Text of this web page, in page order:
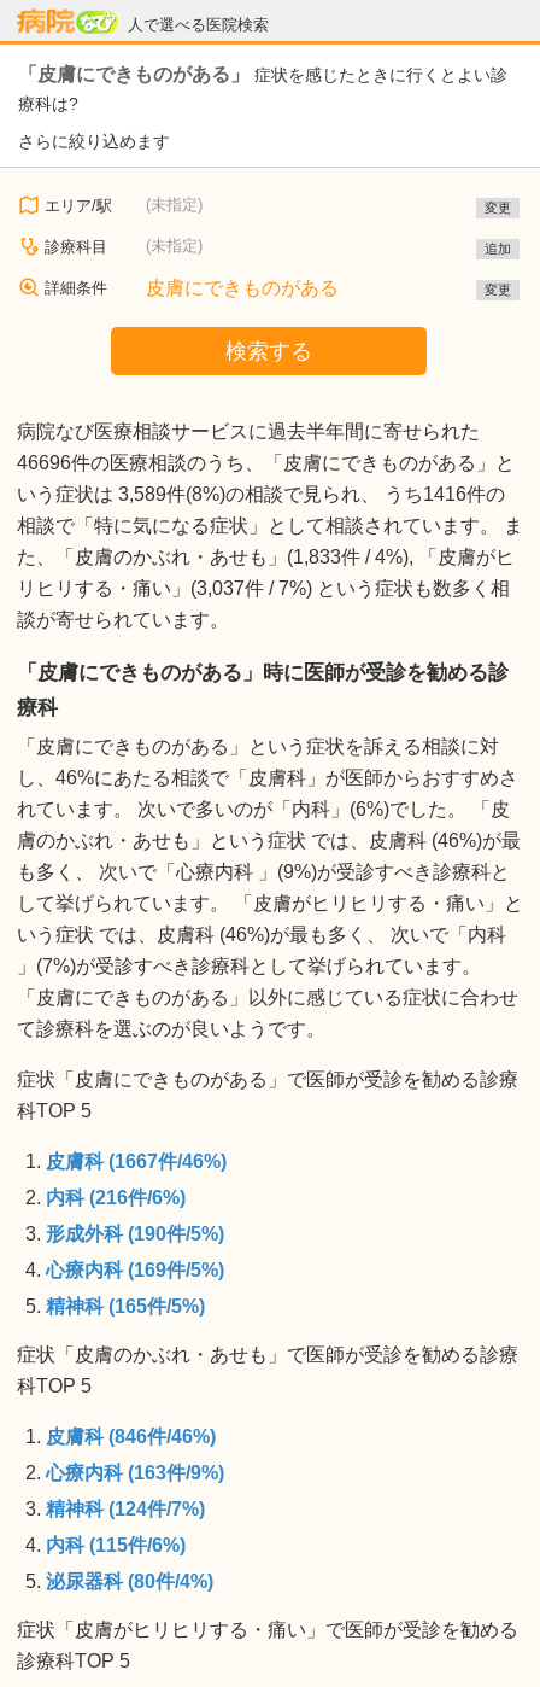
人で選べる医院検索
病院なび
「皮膚にできものがある」
症状を感じたときに行くとよい診
療科は?
さらに絞り込めます
エリア/駅 (未指定) 変更
診療科目 (未指定) 追加
詳細条件 皮膚にできものがある 変更
検索する
病院なび医療相談サービスに過去半年間に寄せられた
46696件の医療相談のうち、「皮膚にできものがある」と
いう症状は 3,589件(8%)の相談で見られ、 うち1416件の
相談で「特に気になる症状」として相談されています。 ま
た、「皮膚のかぶれ・あせも」(1,833件 / 4%), 「皮膚がヒ
リヒリする・痛い」(3,037件 / 7%) という症状も数多く相
談が寄せられています。
「皮膚にできものがある」時に医師が受診を勧める診
療科
「皮膚にできものがある」という症状を訴える相談に対
し、46%にあたる相談で「皮膚科」が医師からおすすめさ
れています。 次いで多いのが「内科」(6%)でした。 「皮
膚のかぶれ・あせも」という症状 では、皮膚科 (46%)が最
も多く、 次いで「心療内科 」(9%)が受診すべき診療科と
して挙げられています。 「皮膚がヒリヒリする・痛い」と
いう症状 では、皮膚科 (46%)が最も多く、 次いで「内科
」(7%)が受診すべき診療科として挙げられています。
「皮膚にできものがある」以外に感じている症状に合わせ
て診療科を選ぶのが良いようです。
症状「皮膚にできものがある」で医師が受診を勧める診療
科TOP 5
皮膚科 (1667件/46%)
内科 (216件/6%)
形成外科 (190件/5%)
心療内科 (169件/5%)
精神科 (165件/5%)
症状「皮膚のかぶれ・あせも」で医師が受診を勧める診療
科TOP 5
皮膚科 (846件/46%)
心療内科 (163件/9%)
精神科 (124件/7%)
内科 (115件/6%)
泌尿器科 (80件/4%)
症状「皮膚がヒリヒリする・痛い」で医師が受診を勧める
診療科TOP 5